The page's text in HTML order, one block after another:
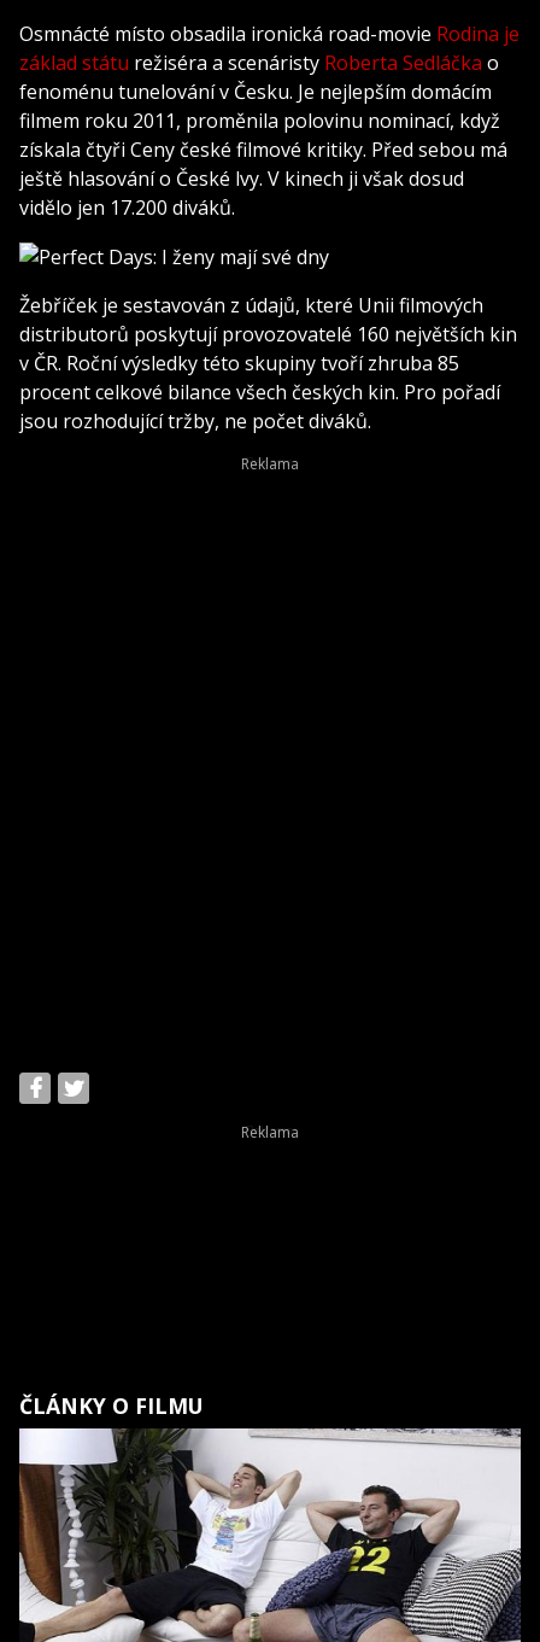
Osmnácté místo obsadila ironická road-movie Rodina je
základ státu režiséra a scenáristy Roberta Sedláčka o
fenoménu tunelování v Česku. Je nejlepším domácím
filmem roku 2011, proměnila polovinu nominací, když
získala čtyři Ceny české filmové kritiky. Před sebou má
ještě hlasování o České lvy. V kinech ji však dosud
vidělo jen 17.200 diváků.
Žebříček je sestavován z údajů, které Unii filmových
distributorů poskytují provozovatelé 160 největších kin
v ČR. Roční výsledky této skupiny tvoří zhruba 85
procent celkové bilance všech českých kin. Pro pořadí
jsou rozhodující tržby, ne počet diváků.
ČLÁNKY O FILMU